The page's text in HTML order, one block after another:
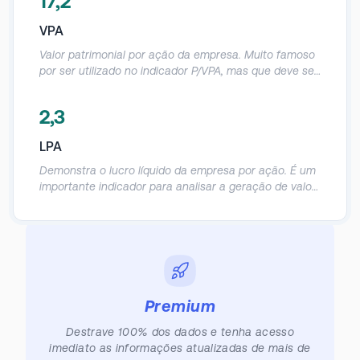
Demonstra em quanto anos o investidor
de acordo com o lucro da empresa.
VPA
Valor patrimonial por ação da empresa. Muito famoso
por ser utilizado no indicador P/VPA, mas que deve ser
2,3
LPA
Demonstra o lucro líquido da empresa por ação. É um
importante indicador para analisar a geração de valor
recompra de ações é comum.
Premium
Destrave 100% dos dados e tenha acesso
imediato as informações atualizadas de mais de